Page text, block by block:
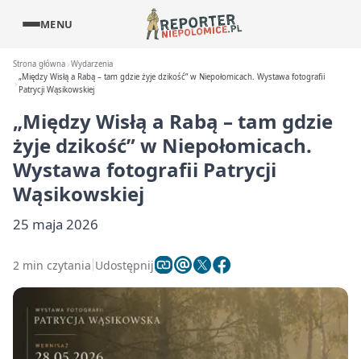
MENU
Strona główna Wydarzenia
„Między Wisłą a Rabą – tam gdzie żyje dzikość” w Niepołomicach. Wystawa fotografii
Patrycji Wąsikowskiej
„Między Wisłą a Rabą – tam gdzie
żyje dzikość” w Niepołomicach.
Wystawa fotografii Patrycji
Wąsikowskiej
25 maja 2026
2 min czytania Udostępnij